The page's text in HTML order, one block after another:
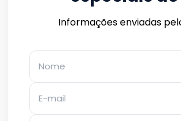
Informações enviadas